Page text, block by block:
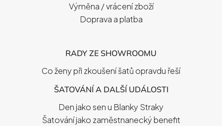
Výměna / vrácení zboží
Doprava a platba
RADY ZE SHOWROOMU
Co ženy při zkoušení šatů opravdu řeší
ŠATOVÁNÍ A DALŠÍ UDÁLOSTI
Den jako sen u Blanky Straky
Šatování jako zaměstnanecký benefit